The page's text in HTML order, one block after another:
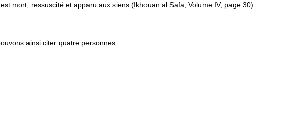
mort, ressuscité et apparu aux siens (Ikhouan al Safa, Volume IV, page 30).
ainsi citer quatre personnes: